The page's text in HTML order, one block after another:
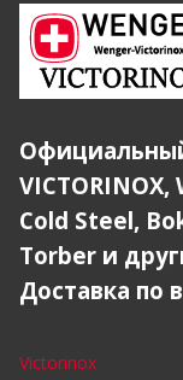
VICTORINOX,
Cold Steel,
Torber и
Доставка по
Victorinox